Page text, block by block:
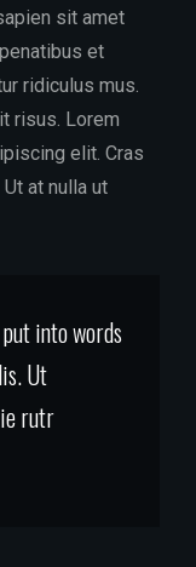
sit amet
et
ridiculus mus.
risus. Lorem
elit. Cras
at nulla ut
into words
Ut
rutr